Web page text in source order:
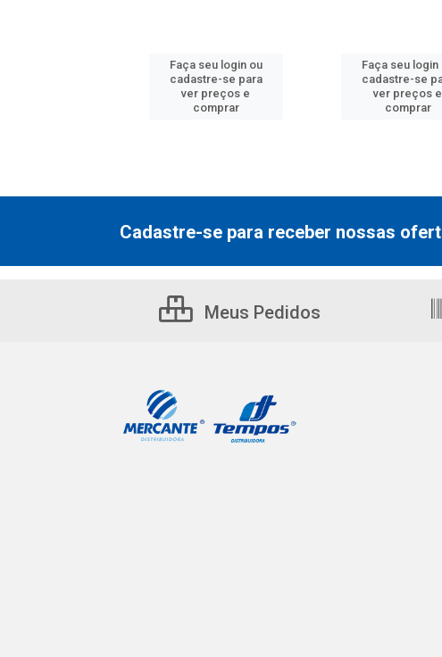
Faça seu login ou
cadastre-se para
ver preços e
comprar
Faça seu login
cadastre-se
ver preços e
comprar
Cadastre-se para receber nossas
Meus Pedidos